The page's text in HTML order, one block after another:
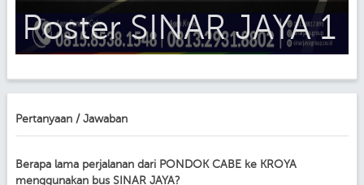
Poster SINAR JAYA 1
Pertanyaan / Jawaban
Berapa lama perjalanan dari PONDOK CABE ke KROYA
menggunakan bus SINAR JAYA?